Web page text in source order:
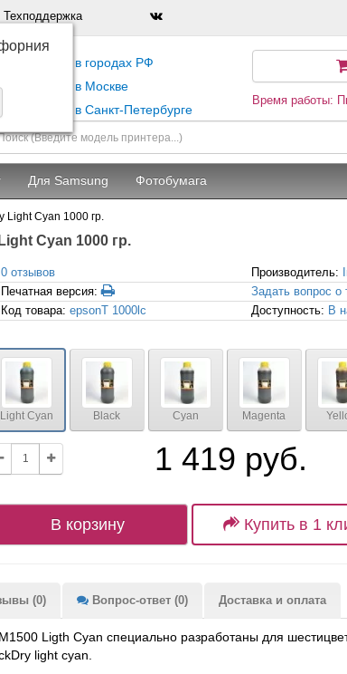
Техподдержка
Самовывоз в городах РФ
Самовывоз в Москве
Самовывоз в Санкт-Петербурге
Время работы:
Для Samsung Фотобумага
Light Cyan 1000 гр.
Cyan 1000 гр.
0 отзывов Производитель:
Печатная версия:
Задать вопрос о
Код товара: epsonT 1000lc Доступность: В
Light Cyan Black Cyan Magenta
1 419 руб.
В корзину Купить в 1
(0) Вопрос-ответ (0) Доставка и оплата
Ligth Cyan специально разработаны для
light cyan.